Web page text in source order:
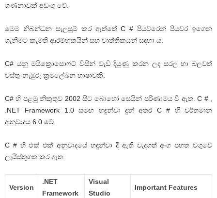
ගණනාවක් අඩංගු වේ.
මෙම නිබන්ධන සැලසුම් කර ඇත්තේ C # පියවරෙන් පියවර ඉගෙන
ගැනීමට කැමති ආරම්භකයින් සහ වෘත්තිකයන් සඳහා ය.
C# යනු මයික්‍රොසොෆ්ට් විසින් වැඩි දියුණු කරන ලද සරල හා බලවත්
වස්තු-නැඹුරු ක්‍රමලේඛන භාෂාවකි.
C# හි පළමු නිකුතුව 2002 සිට බොහෝ සෙයින් පරිණාමය වී ඇත. C # ,
.NET Framework 1.0 සමඟ හඳුන්වා දුන් අතර C # හි වර්තමාන
අනුවාදය 6.0 වේ.
C # හි එක් එක් අනුවාදයේ හඳුන්වා දී ඇති වැදගත් අංග පහත වගුවේ
ලැයිස්තුගත කර ඇත:
Version
.NET
Framework
Visual
Studio
Important Features